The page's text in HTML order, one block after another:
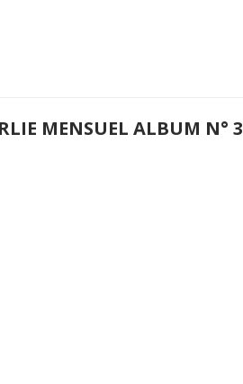
MENSUEL ALBUM N° 3